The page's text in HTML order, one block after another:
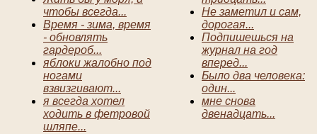
чтобы всегда...
Время - зима, время
- обновлять
гардероб...
яблоки жалобно под
ногами
взвизгивают...
я всегда хотел
ходить в фетровой
шляпе...
Не заметил и сам,
дорогая...
Подпишешься на
журнал на год
вперед...
Было два человека:
один...
мне снова
двенадцать...